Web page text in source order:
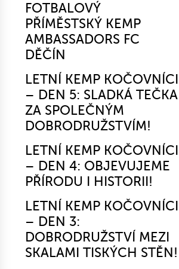
FOTBALOVÝ
PŘÍMĚSTSKÝ KEMP
AMBASSADORS FC
DĚČÍN
LETNÍ KEMP KOČOVNÍCI
– DEN 5: SLADKÁ TEČKA
ZA SPOLEČNÝM
DOBRODRUŽSTVÍM!
LETNÍ KEMP KOČOVNÍCI
– DEN 4: OBJEVUJEME
PŘÍRODU I HISTORII!
LETNÍ KEMP KOČOVNÍCI
– DEN 3:
DOBRODRUŽSTVÍ MEZI
SKALAMI TISKÝCH STĚN!